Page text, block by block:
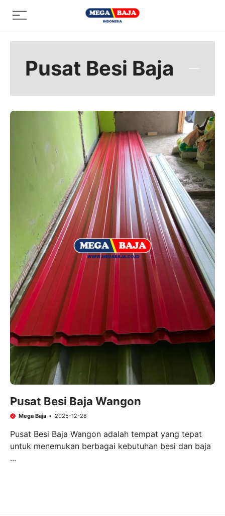
Menu
Pusat Besi Baja
Pusat Besi Baja Wangon
Mega Baja 2025-12-28
Pusat Besi Baja Wangon adalah tempat yang tepat
untuk menemukan berbagai kebutuhan besi dan baja
...